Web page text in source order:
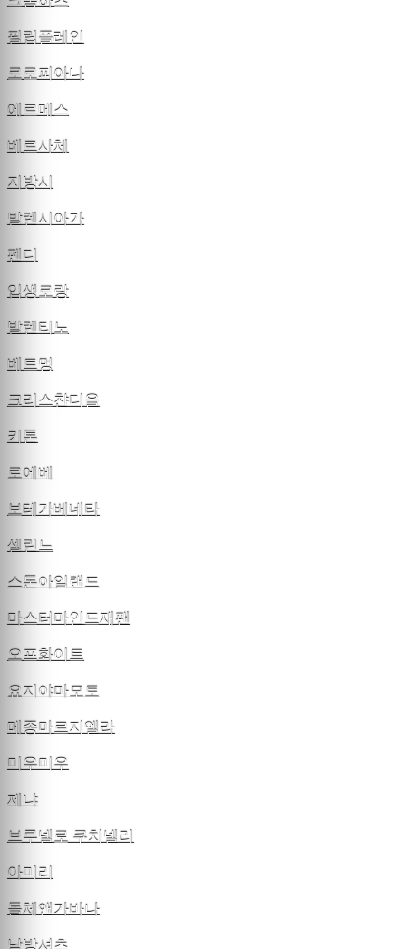
필립플레인
로로피아나
에르메스
베르사체
지방시
발렌시아가
펜디
입생로랑
발렌티노
베트멍
크리스챤디올
키톤
로에베
보테가베네타
셀린느
스톤아일랜드
마스터마인드재팬
오프화이트
요지야마모토
메종마르지엘라
미우미우
제냐
브루넬로 쿠치넬리
아미리
돌체앤가바나
남방셔츠